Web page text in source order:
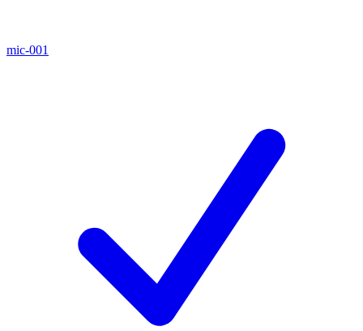
mic-001